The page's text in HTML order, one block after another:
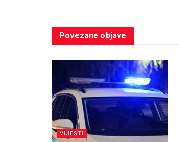
Povezane objave
VIJESTI